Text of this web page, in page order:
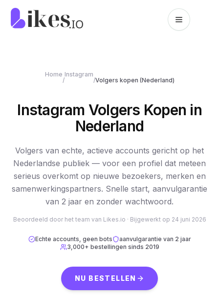
Skip to content
Home
/
Instagram
/Volgers kopen (Nederland)
Instagram Volgers Kopen in
Nederland
Volgers van echte, actieve accounts gericht op het
Nederlandse publiek — voor een profiel dat meteen
serieus overkomt op nieuwe bezoekers, merken en
samenwerkingspartners. Snelle start, aanvulgarantie
van 2 jaar en zonder wachtwoord.
Beoordeeld door het team van Likes.io · Bijgewerkt op 24 juni 2026
Echte accounts, geen bots
aanvulgarantie van 2 jaar
3,000+ bestellingen sinds 2019
NU BESTELLEN